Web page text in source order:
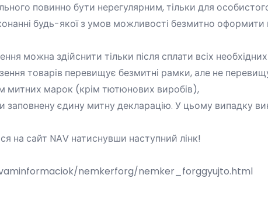
повинно бути нерегулярним, тільки для
будь-якої з умов можливості безмитно оформити
можна здійснити тільки після сплати всіх необхідних
товарів перевищує безмитні рамки, але не
митних марок (крім тютюнових виробів),
єдину митну декларацію. У цьому випадку
на сайт NAV натиснувши наступний лінк!
nemkerforg/nemker_forggyujto.html